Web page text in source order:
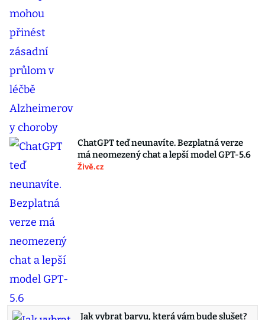
ChatGPT teď neunavíte. Bezplatná verze
má neomezený chat a lepší model GPT-5.6
Živě.cz
Jak vybrat barvu, která vám bude slušet?